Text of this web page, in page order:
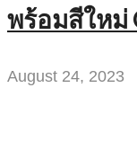
พร้อมสีใหม่
August 24, 2023